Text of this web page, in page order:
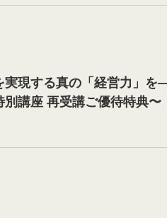
実現する真の「経営力」
講座 再受講ご優待特典〜